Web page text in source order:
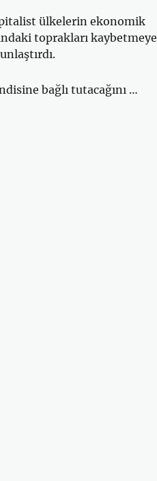
ülkelerin ekonomik
toprakları kaybetmeye
bağlı tutacağını …